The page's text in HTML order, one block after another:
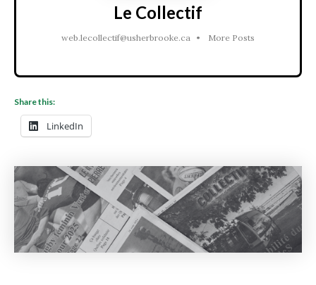
Le Collectif
web.lecollectif@usherbrooke.ca • More Posts
Share this:
LinkedIn